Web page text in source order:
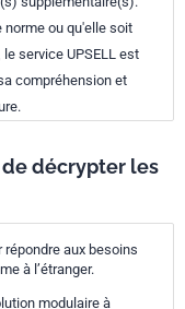
norme ou qu'elle soit
service UPSELL est
compréhension et
de décrypter les
aux besoins
à l’étranger.
modulaire à